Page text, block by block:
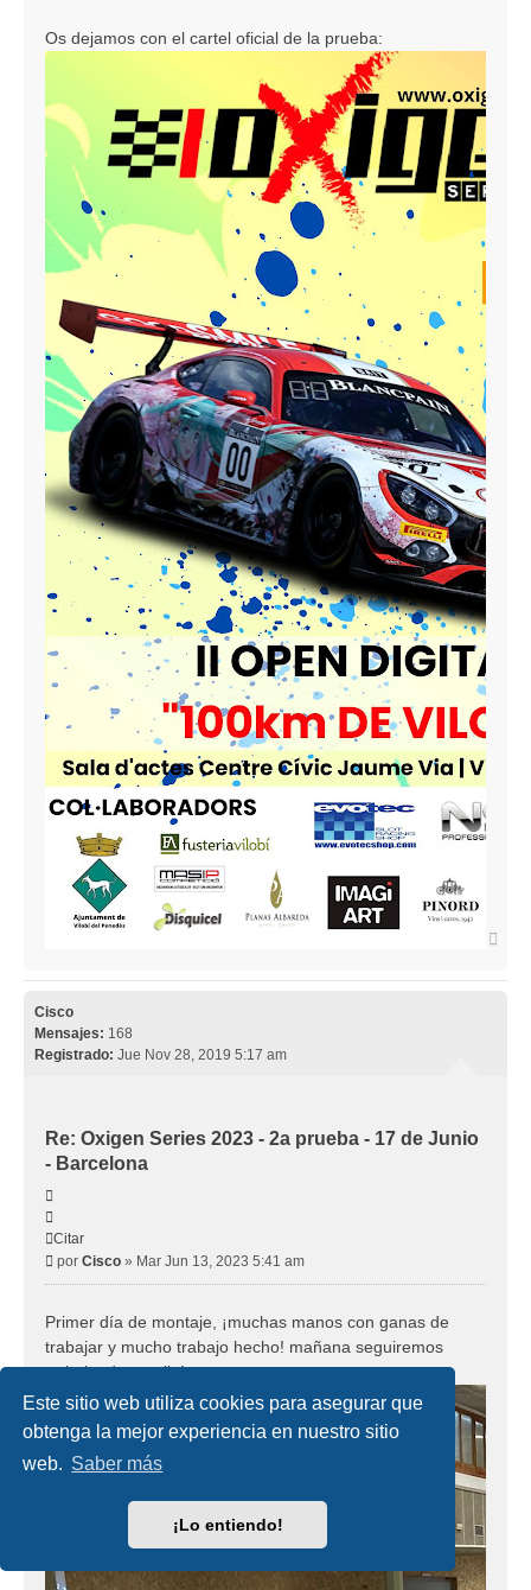
Este sitio web utiliza cookies para asegurar que
obtenga la mejor experiencia en nuestro sitio
web. Saber más
¡Lo entiendo!
Os dejamos con el cartel oficial de la prueba:
Cisco
Mensajes: 168
Registrado: Jue Nov 28, 2019 5:17 am
Re: Oxigen Series 2023 - 2a prueba - 17 de Junio
- Barcelona
Citar
Mensaje
por Cisco » Mar Jun 13, 2023 5:41 am
Primer día de montaje, ¡muchas manos con ganas de
trabajar y mucho trabajo hecho! mañana seguiremos
trabajando en ello!